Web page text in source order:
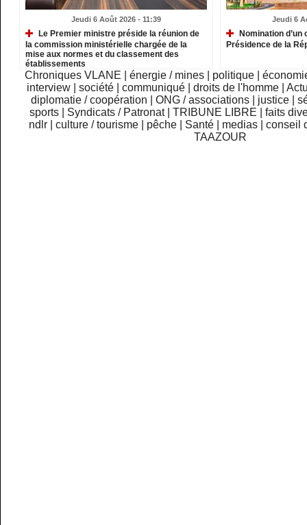
Jeudi 6 Août 2026 - 11:39
Le Premier ministre préside la réunion de
la commission ministérielle chargée de la
mise aux normes et du classement des
établissements
Jeudi 6
Nomination
Présidence de la
Chroniques VLANE énergie / mines politique
interview
|société |communiqué |droits de l'homme |
diplomatie / coopération
ONG / associations justice
sports
Syndicats / Patronat TRIBUNE LIBRE
faits
ndlr
|culture / tourisme pêche Santé medias |conseil
TAAZOUR